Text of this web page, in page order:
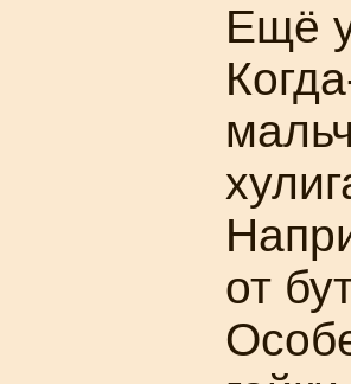
Ещё
от